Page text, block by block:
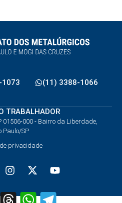
1073 (11) 3388-1066
TRABALHADOR
01506-000 - Bairro da Liberdade,
Paulo/SP
privacidade
ThreadsWhatsApp
Telegram